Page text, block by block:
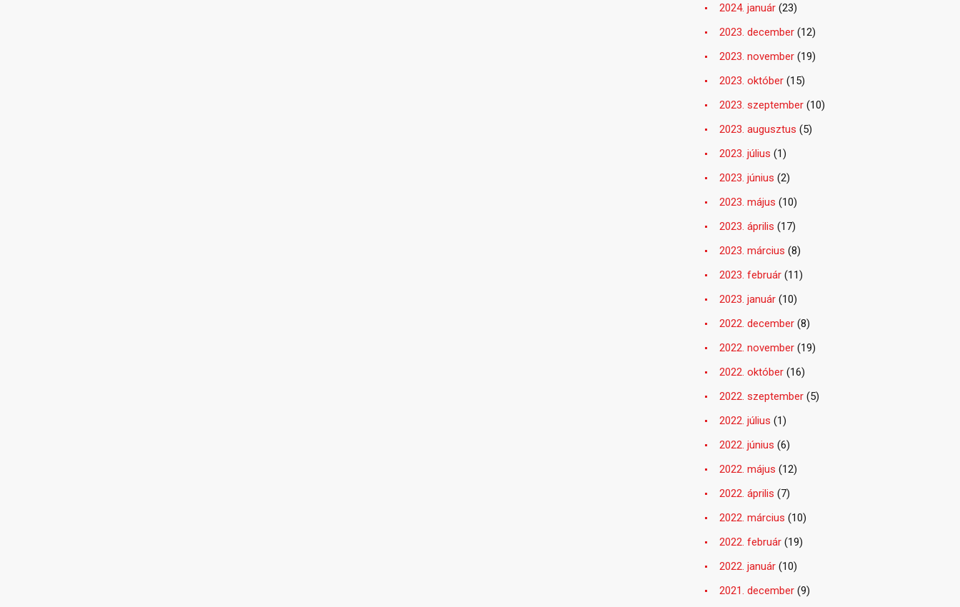
2024. január (23)
2023. december (12)
2023. november (19)
2023. október (15)
2023. szeptember (10)
2023. augusztus (5)
2023. július (1)
2023. június (2)
2023. május (10)
2023. április (17)
2023. március (8)
2023. február (11)
2023. január (10)
2022. december (8)
2022. november (19)
2022. október (16)
2022. szeptember (5)
2022. július (1)
2022. június (6)
2022. május (12)
2022. április (7)
2022. március (10)
2022. február (19)
2022. január (10)
2021. december (9)